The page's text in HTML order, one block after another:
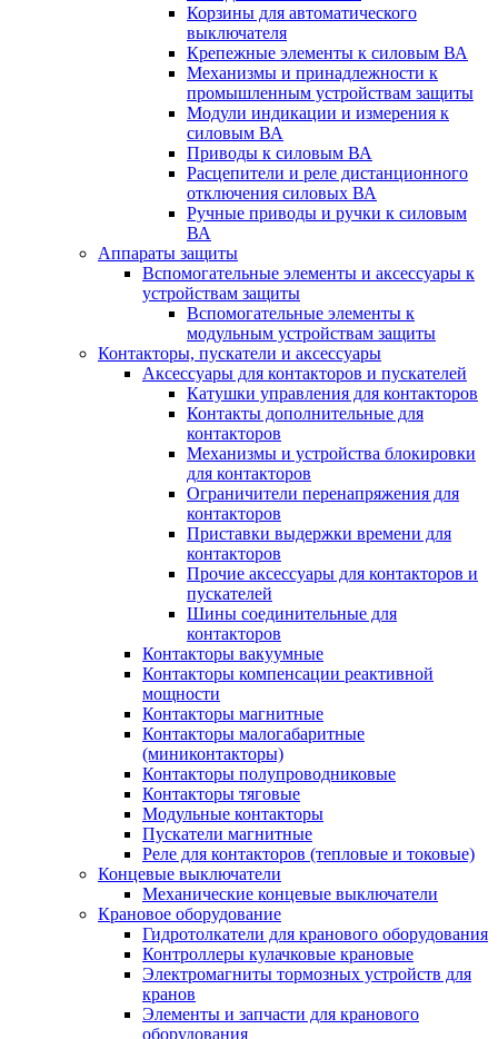
Корзины для автоматического
выключателя
Крепежные элементы к силовым ВА
Механизмы и принадлежности к
промышленным устройствам защиты
Модули индикации и измерения к
силовым ВА
Приводы к силовым ВА
Расцепители и реле дистанционного
отключения силовых ВА
Ручные приводы и ручки к силовым
ВА
Аппараты защиты
Вспомогательные элементы и аксессуары к
устройствам защиты
Вспомогательные элементы к
модульным устройствам защиты
Контакторы, пускатели и аксессуары
Аксессуары для контакторов и пускателей
Катушки управления для контакторов
Контакты дополнительные для
контакторов
Механизмы и устройства блокировки
для контакторов
Ограничители перенапряжения для
контакторов
Приставки выдержки времени для
контакторов
Прочие аксессуары для контакторов и
пускателей
Шины соединительные для
контакторов
Контакторы вакуумные
Контакторы компенсации реактивной
мощности
Контакторы магнитные
Контакторы малогабаритные
(миниконтакторы)
Контакторы полупроводниковые
Контакторы тяговые
Модульные контакторы
Пускатели магнитные
Реле для контакторов (тепловые и токовые)
Концевые выключатели
Механические концевые выключатели
Крановое оборудование
Гидротолкатели для кранового оборудования
Контроллеры кулачковые крановые
Электромагниты тормозных устройств для
кранов
Элементы и запчасти для кранового
оборудования